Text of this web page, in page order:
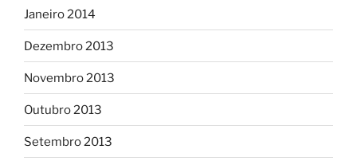
Janeiro 2014
Dezembro 2013
Novembro 2013
Outubro 2013
Setembro 2013